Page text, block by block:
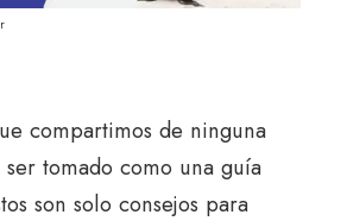
compartimos de ninguna
tomado como una guía
son solo consejos para